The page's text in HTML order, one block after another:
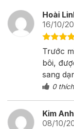
Hoài
16/10/
Được
hạng5 5
sao
Trước
bôi,
sang
0 thích
Kim Anh
08/10/